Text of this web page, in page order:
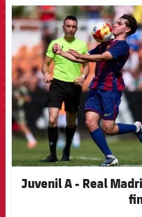
Juvenil A - Real